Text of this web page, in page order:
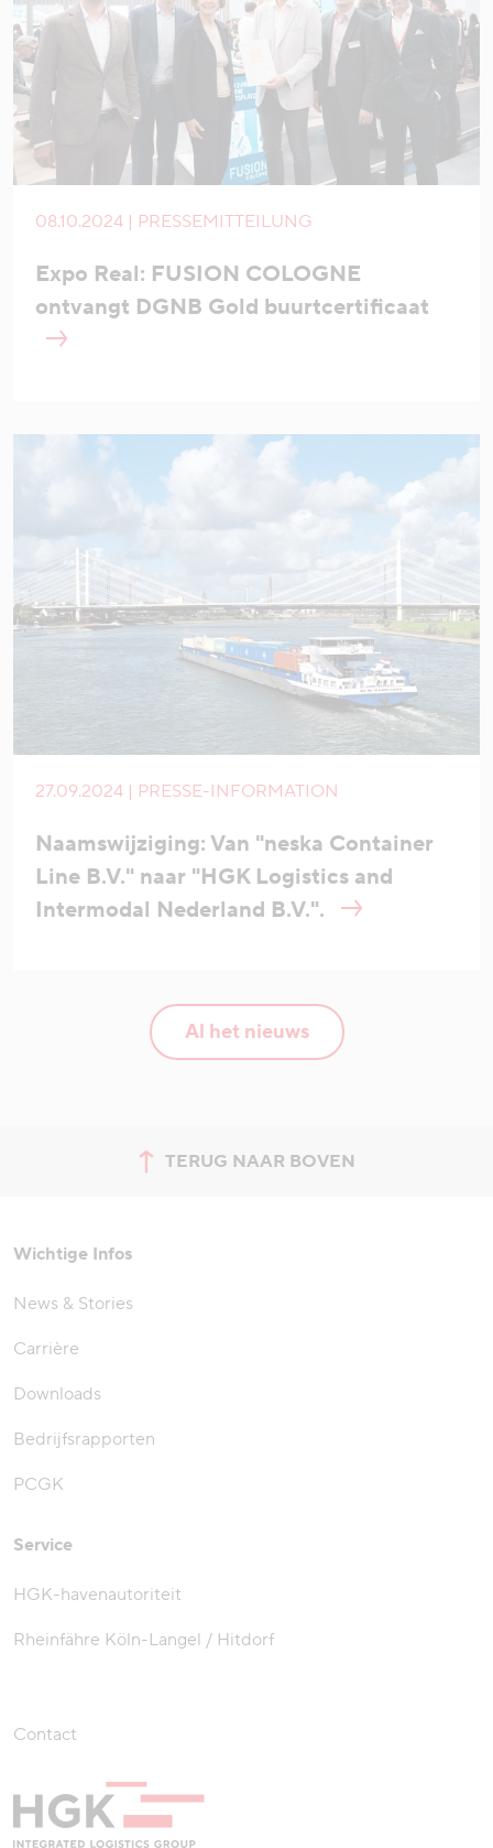
08.10.2024 | PRESSEMITTEILUNG
Expo Real: FUSION COLOGNE
ontvangt DGNB Gold buurtcertificaat
27.09.2024 | PRESSE-INFORMATION
Naamswijziging: Van "neska Container
Line B.V." naar "HGK Logistics and
Intermodal Nederland B.V.".
Al het nieuws
TERUG NAAR BOVEN
Spring naar de bovenkant
Wichtige Infos
News & Stories
Carrière
Downloads
Bedrijfsrapporten
PCGK
Service
HGK-havenautoriteit
Rheinfähre Köln-Langel / Hitdorf
Contact